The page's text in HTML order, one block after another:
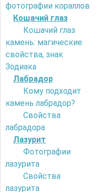
фотографии кораллов
Кошачий глаз
Кошачий глаз
камень: магические
свойства, знак
Зодиака
Лабрадор
Кому подходит
камень лабрадор?
Свойства
лабрадора
Лазурит
Фотографии
лазурита
Свойства
лазурита